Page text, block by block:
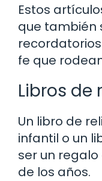
Estos
que también
fe que
Libros de
Un libro de
infantil o un
ser un
de los años.